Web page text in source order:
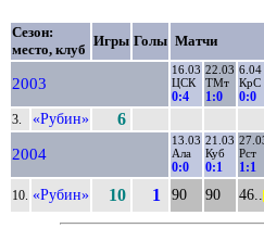
Сезон:
место, клуб
Игры Голы Матчи
2003
16.03
ЦСК
0:4
22.03
ТМт
1:0
6.04
КрС
0:0
3. «Рубин» 6
2004
13.03
Ала
0:0
21.03
Куб
0:1
Рст
1:1
10. «Рубин» 10 1 90 90 46..